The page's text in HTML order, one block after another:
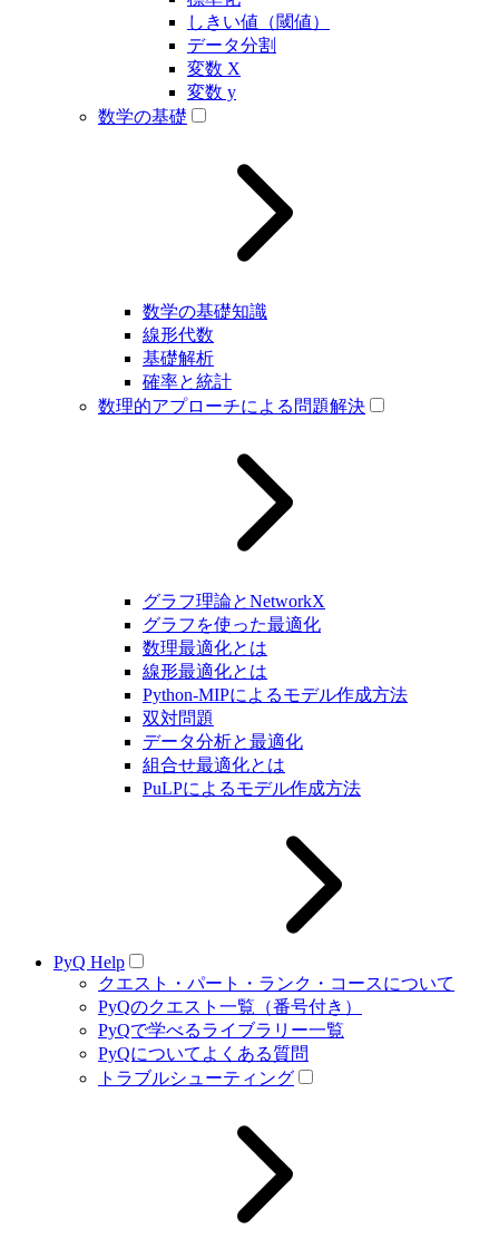
しきい値（閾値）
データ分割
変数 X
変数 y
数学の基礎
数学の基礎知識
線形代数
基礎解析
確率と統計
数理的アプローチによる問題解決
グラフ理論とNetworkX
グラフを使った最適化
数理最適化とは
線形最適化とは
Python-MIPによるモデル作成方法
双対問題
データ分析と最適化
組合せ最適化とは
PuLPによるモデル作成方法
PyQ Help
クエスト・パート・ランク・コースについて
PyQのクエスト一覧（番号付き）
PyQで学べるライブラリー一覧
PyQについてよくある質問
トラブルシューティング